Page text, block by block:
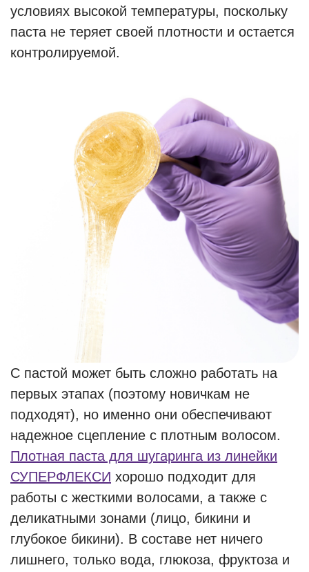
условиях высокой температуры, поскольку
паста не теряет своей плотности и остается
контролируемой.
С пастой может быть сложно работать на
первых этапах (поэтому новичкам не
подходят), но именно они обеспечивают
надежное сцепление с плотным волосом.
Плотная паста для шугаринга из линейки
СУПЕРФЛЕКСИ хорошо подходит для
работы с жесткими волосами, а также с
деликатными зонами (лицо, бикини и
глубокое бикини). В составе нет ничего
лишнего, только вода, глюкоза, фруктоза и